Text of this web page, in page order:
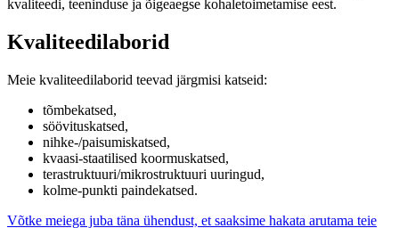
kvaliteedi, teeninduse ja õigeaegse kohaletoimetamise eest.
Kvaliteedilaborid
Meie kvaliteedilaborid teevad järgmisi katseid:
tõmbekatsed,
söövituskatsed,
nihke-/paisumiskatsed,
kvaasi-staatilised koormuskatsed,
terastruktuuri/mikrostruktuuri uuringud,
kolme-punkti paindekatsed.
Võtke meiega juba täna ühendust, et saaksime hakata arutama teie